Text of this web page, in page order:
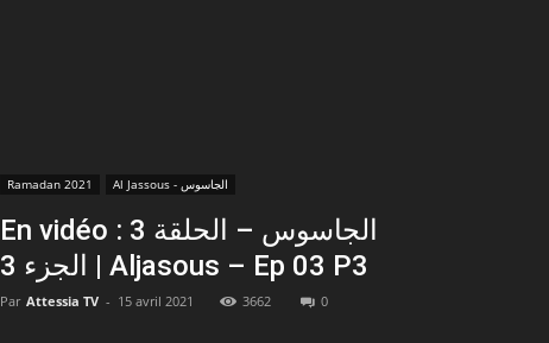
Ramadan 2021 Al Jassous - الجاسوس
En vidéo : الجاسوس – الحلقة 3
الجزء 3 | Aljasous – Ep 03 P3
Par Attessia TV - 15 avril 2021 3662 0